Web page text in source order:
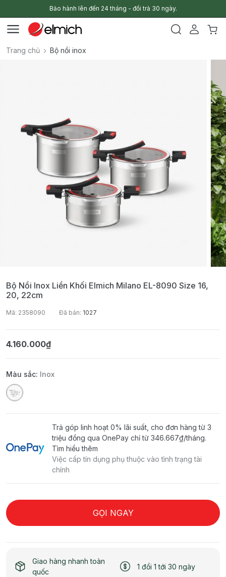
Bảo hành lên đến 24 tháng - đổi trả 30 ngày.
Trang chủ Bộ nồi inox
Bộ Nồi Inox Liền Khối Elmich Milano EL-8090 Size 16,
20, 22cm
Mã: 2358090 Đã bán: 1027
4.160.000₫
Màu sắc: Inox
Trả góp linh hoạt 0% lãi suất, cho đơn hàng từ 3
triệu đồng qua OnePay chỉ từ 346.667₫/tháng.
Tìm hiểu thêm
Việc cấp tín dụng phụ thuộc vào tình trạng tài
chính
GỌI NGAY
Giao hàng nhanh toàn
quốc
1 đổi 1 tới 30 ngày